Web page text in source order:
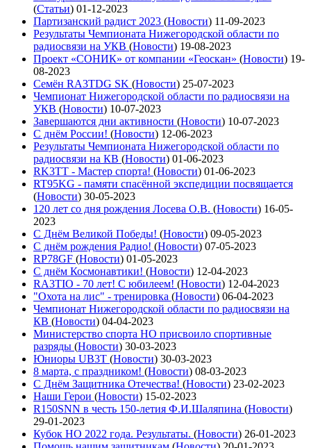
(Статьи) 01-12-2023
Партизанский радист 2023 (Новости) 11-09-2023
Результаты Чемпионата Нижегородской области по
радиосвязи на УКВ (Новости) 19-08-2023
Проект «СОНИК» от компании «Геоскан» (Новости) 19-
08-2023
Семён RA3TDG SK (Новости) 25-07-2023
Чемпионат Нижегородской области по радиосвязи на
УКВ (Новости) 10-07-2023
Завершаются дни активности (Новости) 10-07-2023
С днём России! (Новости) 12-06-2023
Результаты Чемпионата Нижегородской области по
радиосвязи на КВ (Новости) 01-06-2023
RK3TT - Мастер спорта! (Новости) 01-06-2023
RT95KG - памяти спасённой экспедиции посвящается
(Новости) 30-05-2023
120 лет со дня рождения Лосева О.В. (Новости) 16-05-
2023
С Днём Великой Победы! (Новости) 09-05-2023
С днём рождения Радио! (Новости) 07-05-2023
RP78GF (Новости) 01-05-2023
С днём Космонавтики! (Новости) 12-04-2023
RA3TIO - 70 лет! С юбилеем! (Новости) 12-04-2023
"Охота на лис" - тренировка (Новости) 06-04-2023
Чемпионат Нижегородской области по радиосвязи на
КВ (Новости) 04-04-2023
Министерство спорта НО присвоило спортивные
разряды (Новости) 30-03-2023
Юниоры UB3T (Новости) 30-03-2023
8 марта, с праздником! (Новости) 08-03-2023
С Днём Защитника Отечества! (Новости) 23-02-2023
Наши Герои (Новости) 15-02-2023
R150SNN в честь 150-летия Ф.И.Шаляпина (Новости)
29-01-2023
Кубок НО 2022 года. Результаты. (Новости) 26-01-2023